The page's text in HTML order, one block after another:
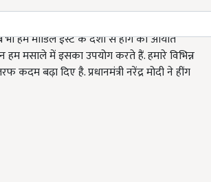
भी हम मीडिल ईस्ट के देशों से हींग का आयात
मसाले में इसका उपयोग करते हैं. हमारे विभिन्न
बढ़ा दिए है. प्रधानमंत्री नरेंद्र मोदी ने हींग